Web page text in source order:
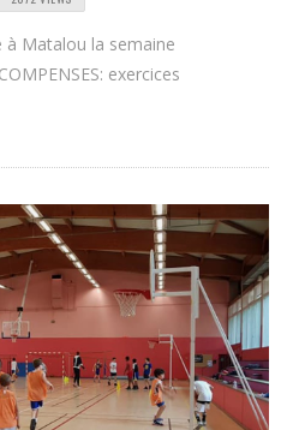
à Matalou la semaine
exercices